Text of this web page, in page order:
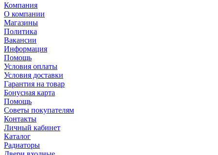
Компания
О компании
Магазины
Политика
Вакансии
Информация
Помощь
Условия оплаты
Условия доставки
Гарантия на товар
Бонусная карта
Помощь
Советы покупателям
Контакты
Личный кабинет
Каталог
Радиаторы